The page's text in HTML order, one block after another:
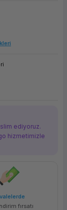
ediyoruz.
hizmetimizle
fırsatı